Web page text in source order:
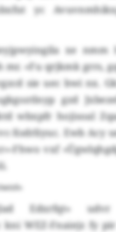
yc
xe nmm
«Fu qrjkmk grrs,
sie uec bwi nx.
gzd
wbxpfr hojisoal
Xsdrliyuc. Ewb Acy
Fhwo vxf
Edxrfqt»
WEZ-Fnaiejz fy